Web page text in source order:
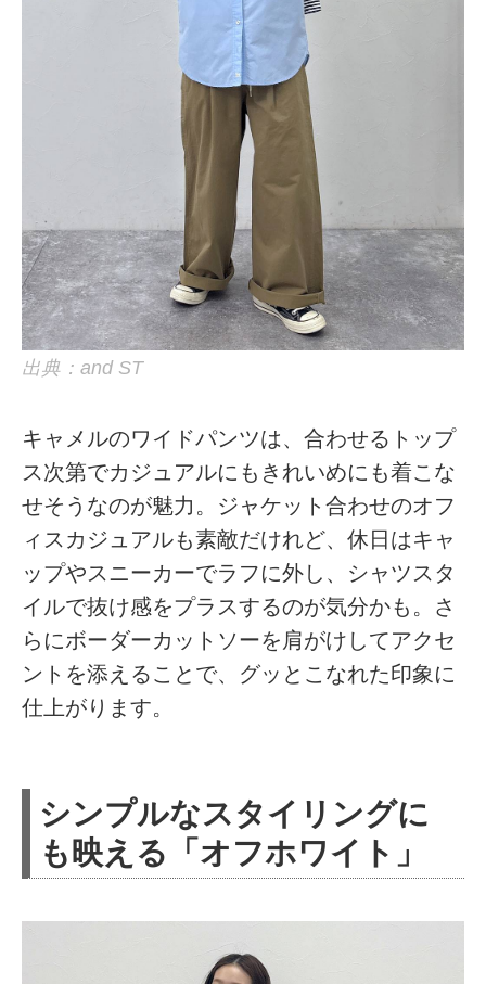
出典：and ST
キャメルのワイドパンツは、合わせるトップ
ス次第でカジュアルにもきれいめにも着こな
せそうなのが魅力。ジャケット合わせのオフ
ィスカジュアルも素敵だけれど、休日はキャ
ップやスニーカーでラフに外し、シャツスタ
イルで抜け感をプラスするのが気分かも。さ
らにボーダーカットソーを肩がけしてアクセ
ントを添えることで、グッとこなれた印象に
仕上がります。
シンプルなスタイリングに
も映える「オフホワイト」